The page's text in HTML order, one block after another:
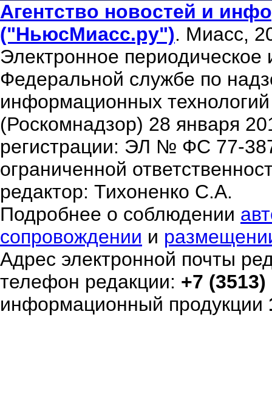
Агентство новостей и
("НьюсМиасс.ру"). Миасс,
Электронное периодическое
Федеральной службе по
информационных
(Роскомнадзор) 28 января
регистрации: ЭЛ № ФС 77-
ограниченной
редактор: Тихоненко С.А.
Подробнее о соблюдении
сопровождении и
Адрес электронной почты
телефон редакции: +7
информационный продукции